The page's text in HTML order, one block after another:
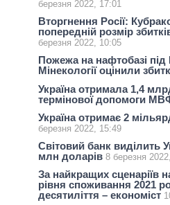
березня 2022, 17:01
Вторгнення Росії:
попередній розмір
березня 2022, 10:05
Пожежа на нафтобазі
Мінекології оцінили
Україна отримала 1,4
термінової допомоги
Україна отримає 2
березня 2022, 15:49
Світовий банк виділить
млн доларів 8 березня
За найкращих сценаріїв
рівня споживання 2021
десятиліття – економіст